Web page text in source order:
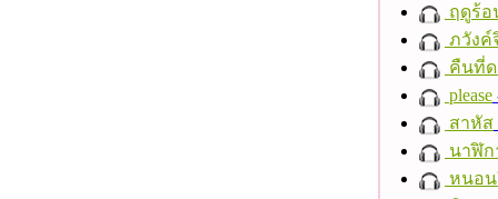
ฤดูร้อ
ภวังค์
คืนที่ด
please
สาหัส
นาฬิก
หนอน